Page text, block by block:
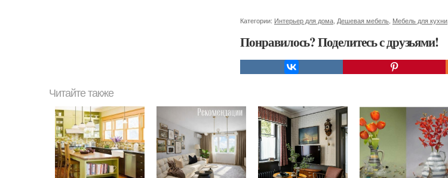
Категории: Интерьер для дома Дешевая мебель Мебель для кухни
Понравилось? Поделитесь с друзьями!
Читайте также